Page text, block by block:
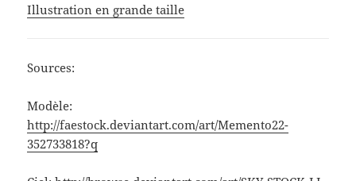
Illustration en grande taille
Sources:
Modèle:
http://faestock.deviantart.com/art/Memento22-
352733818?q